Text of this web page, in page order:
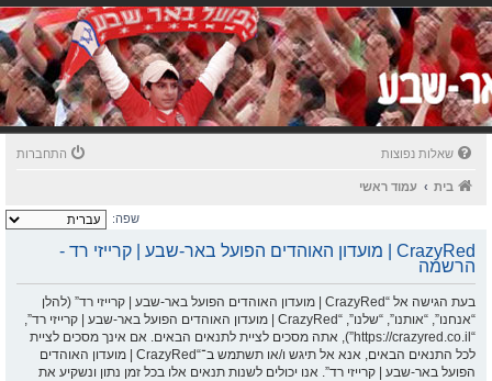
שאלות נפוצות התחברות
בית עמוד ראשי
שפה:
CrazyRed | מועדון האוהדים הפועל באר-שבע | קרייזי רד -
הרשמה
בעת הגישה אל “CrazyRed | מועדון האוהדים הפועל באר-שבע | קרייזי רד” (להלן
“אנחנו”, “אותנו”, “שלנו”, “CrazyRed | מועדון האוהדים הפועל באר-שבע | קרייזי רד”,
“https://crazyred.co.il”), אתה מסכים לציית לתנאים הבאים. אם אינך מסכים לציית
לכל התנאים הבאים, אנא אל תיגש ו/או תשתמש ב־“CrazyRed | מועדון האוהדים
הפועל באר-שבע | קרייזי רד”. אנו יכולים לשנות תנאים אלו בכל זמן נתון ונשקיע את